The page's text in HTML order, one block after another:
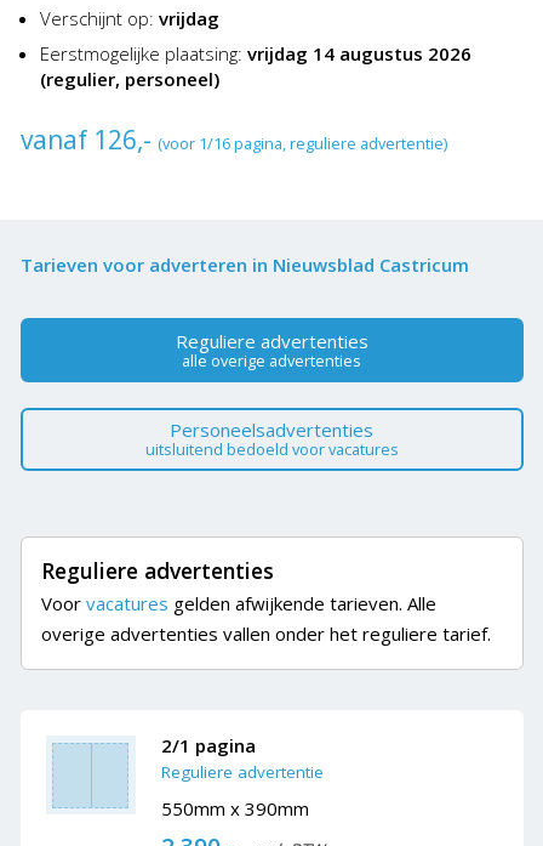
Verschijnt op: vrijdag
Eerstmogelijke plaatsing: vrijdag 14 augustus 2026
(regulier, personeel)
vanaf 126,- (voor 1/16 pagina, reguliere advertentie)
Tarieven voor adverteren in Nieuwsblad Castricum
Reguliere advertenties
alle overige advertenties
Personeelsadvertenties
uitsluitend bedoeld voor vacatures
Reguliere advertenties
Voor vacatures gelden afwijkende tarieven. Alle
overige advertenties vallen onder het reguliere tarief.
2/1 pagina
Reguliere advertentie
550mm x 390mm